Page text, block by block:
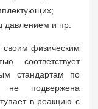
давлением и пр.
физическим
соответствует
стандартам по
не подвержена
в реакцию с